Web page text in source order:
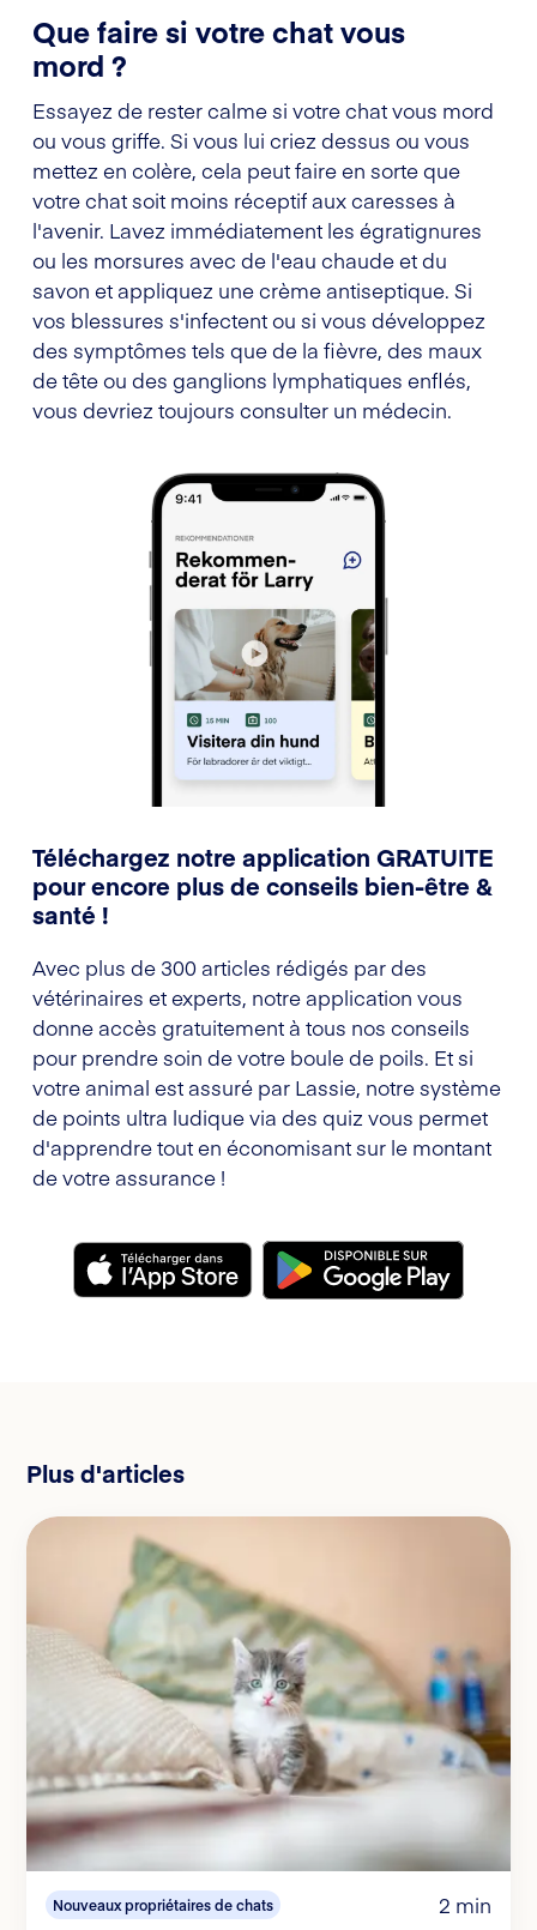
Que faire si votre chat vous
mord ?
Essayez de rester calme si votre chat vous mord
ou vous griffe. Si vous lui criez dessus ou vous
mettez en colère, cela peut faire en sorte que
votre chat soit moins réceptif aux caresses à
l'avenir. Lavez immédiatement les égratignures
ou les morsures avec de l'eau chaude et du
savon et appliquez une crème antiseptique. Si
vos blessures s'infectent ou si vous développez
des symptômes tels que de la fièvre, des maux
de tête ou des ganglions lymphatiques enflés,
vous devriez toujours consulter un médecin.
Téléchargez notre application GRATUITE
pour encore plus de conseils bien-être &
santé !
Avec plus de 300 articles rédigés par des
vétérinaires et experts, notre application vous
donne accès gratuitement à tous nos conseils
pour prendre soin de votre boule de poils. Et si
votre animal est assuré par Lassie, notre système
de points ultra ludique via des quiz vous permet
d'apprendre tout en économisant sur le montant
de votre assurance !
Plus d'articles
Nouveaux propriétaires de chats 2 min